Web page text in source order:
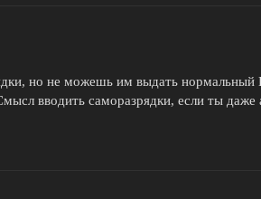
но не можешь им выдать нормальный
вводить саморазрядки, если ты даже